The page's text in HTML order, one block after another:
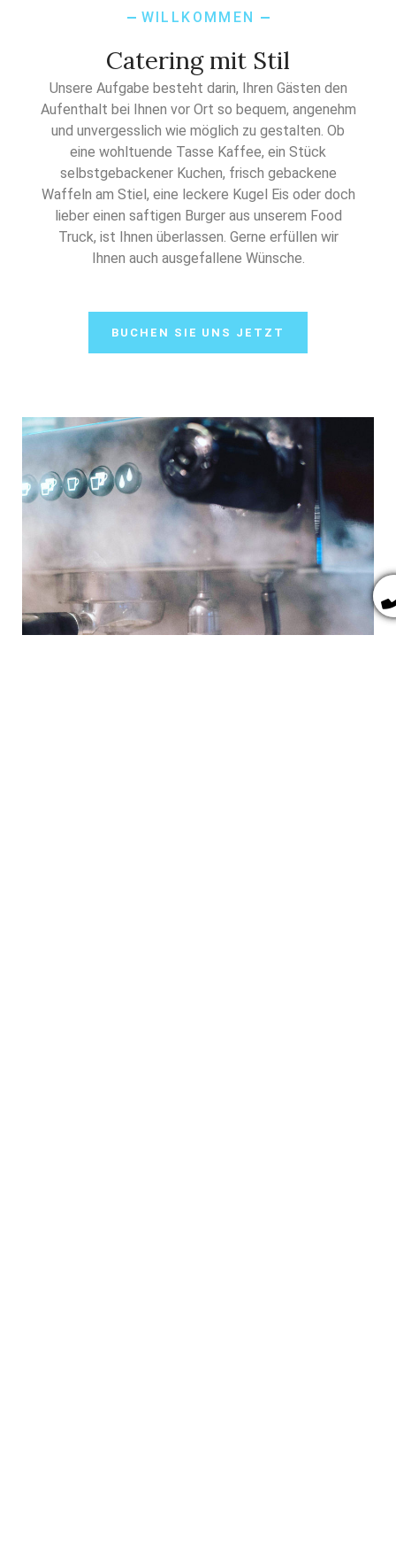
WILLKOMMEN
Catering mit Stil
Unsere Aufgabe besteht darin, Ihren Gästen den
Aufenthalt bei Ihnen vor Ort so bequem, angenehm
und unvergesslich wie möglich zu gestalten. Ob
eine wohltuende Tasse Kaffee, ein Stück
selbstgebackener Kuchen, frisch gebackene
Waffeln am Stiel, eine leckere Kugel Eis oder doch
lieber einen saftigen Burger aus unserem Food
Truck, ist Ihnen überlassen. Gerne erfüllen wir
Ihnen auch ausgefallene Wünsche.
BUCHEN SIE UNS JETZT